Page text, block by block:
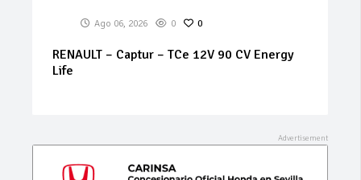
Ago 06, 2026 0 0
RENAULT – Captur – TCe 12V 90 CV Energy
Life